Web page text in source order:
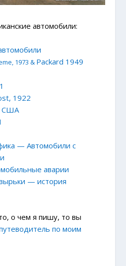
автомобили:
1973 & Packard 1949
1922
США
— Автомобили с
аварии
— история
о чем я пишу, то вы
по моим